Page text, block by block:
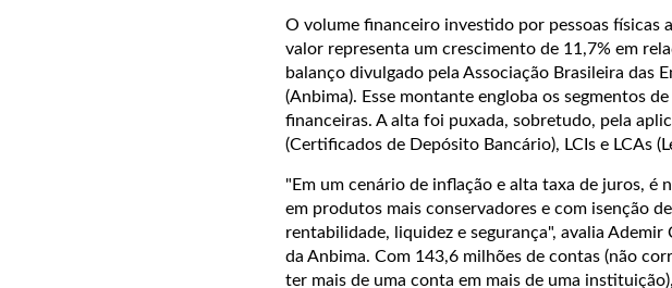
O volume financeiro investido por pessoas físicas
valor representa um crescimento de 11,7% em
balanço divulgado pela Associação Brasileira das
(Anbima). Esse montante engloba os segmentos
financeiras. A alta foi puxada, sobretudo, pela
(Certificados de Depósito Bancário), LCIs e LCAs
"Em um cenário de inflação e alta taxa de juros, é
em produtos mais conservadores e com isenção
rentabilidade, liquidez e segurança", avalia
da Anbima. Com 143,6 milhões de contas (não
ter mais de uma conta em mais de uma